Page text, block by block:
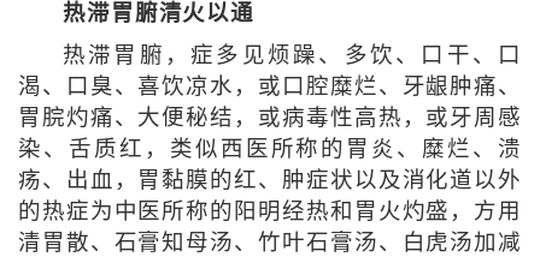
热滞胃腑清火以通
热滞胃腑，症多见烦躁、多饮、口干、口
渴、口臭、喜饮凉水，或口腔糜烂、牙龈肿痛、
胃脘灼痛、大便秘结，或病毒性高热，或牙周感
染、舌质红，类似西医所称的胃炎、糜烂、溃
疡、出血，胃黏膜的红、肿症状以及消化道以外
的热症为中医所称的阳明经热和胃火灼盛，方用
清胃散、石膏知母汤、竹叶石膏汤、白虎汤加减